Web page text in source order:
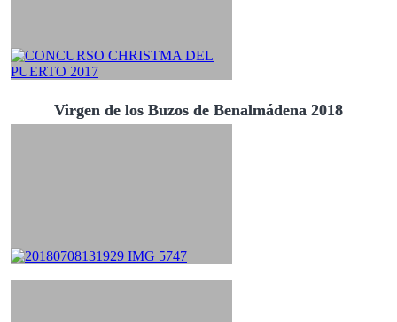
Virgen de los Buzos de Benalmádena 2018